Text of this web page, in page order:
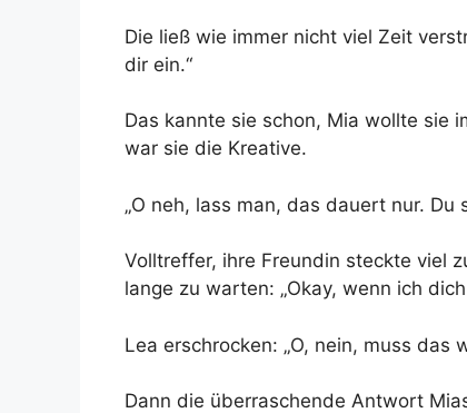
Die ließ wie immer nicht viel Zeit
dir ein.“
Das kannte sie schon, Mia wollte sie
war sie die Kreative.
„O neh, lass man, das dauert nur.
Volltreffer, ihre Freundin steckte viel
lange zu warten: „Okay, wenn ich
Lea erschrocken: „O, nein, muss das
Dann die überraschende Antwort